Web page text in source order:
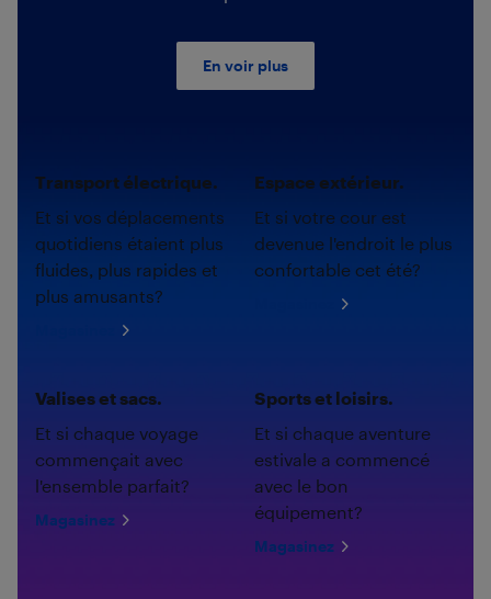
En voir plus
Transport électrique.
Et si vos déplacements
quotidiens étaient plus
fluides, plus rapides et
plus amusants?
Espace extérieur.
Et si votre cour est
devenue l'endroit le plus
confortable cet été?
Valises et sacs.
Et si chaque voyage
commençait avec
l'ensemble parfait?
Magasinez
Sports et loisirs.
Et si chaque aventure
estivale a commencé
avec le bon
équipement?
Magasinez